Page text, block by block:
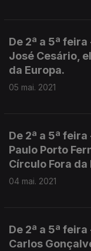
De 2ª a 5ª
José Cesário,
da Europa.
05 mai. 2021
De 2ª a 5ª
Paulo Porto
Círculo Fora da
04 mai. 2021
De 2ª a 5ª
Carlos